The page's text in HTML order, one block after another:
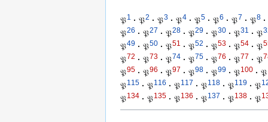
𝔓1 · 𝔓2 · 𝔓3 · 𝔓4 · 𝔓5 · 𝔓6 · 𝔓7 · 𝔓8 ·
𝔓26 · 𝔓27 · 𝔓28 · 𝔓29 · 𝔓30 · 𝔓31 · 𝔓
𝔓49 · 𝔓50 · 𝔓51 · 𝔓52 · 𝔓53 · 𝔓54 · 𝔓
𝔓72 · 𝔓73 · 𝔓74 · 𝔓75 · 𝔓76 · 𝔓77 · 𝔓
𝔓95 · 𝔓96 · 𝔓97 · 𝔓98 · 𝔓99 · 𝔓100 · 𝔓
𝔓115 · 𝔓116 · 𝔓117 · 𝔓118 · 𝔓119 · 𝔓
𝔓134 · 𝔓135 · 𝔓136 · 𝔓137 · 𝔓138 · 𝔓